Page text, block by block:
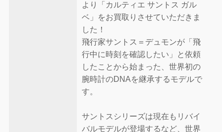
より「カルティエ サントス ガル
ベ」をお買取りさせていただきま
した！
飛行家サントス＝デュモンが「飛
行中に時刻を確認したい」と依頼
したことから始まった、世界初の
腕時計のDNAを継承するモデルで
す。
サントスシリーズは現在もリバイ
バルモデルが登場するなど、世界